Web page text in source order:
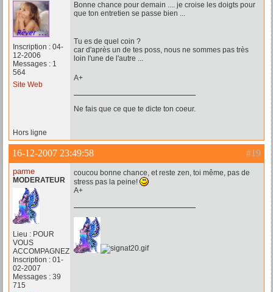
Inscription : 04-
12-2006
Messages : 1
564
Site Web
Bonne chance pour demain .... je croise les doigts pour
que ton entretien se passe bien ...
Tu es de quel coin ?
car d'après un de tes poss, nous ne sommes pas très
loin l'une de l'autre ...
A+
Ne fais que ce que te dicte ton coeur.
Hors ligne
#19
16-12-2007 23:49:58
parme
MODERATEUR
Lieu : POUR
VOUS
ACCOMPAGNEZ
Inscription : 01-
02-2007
Messages : 39
715
coucou bonne chance, et reste zen, toi même, pas de
stress pas la peine!
A+